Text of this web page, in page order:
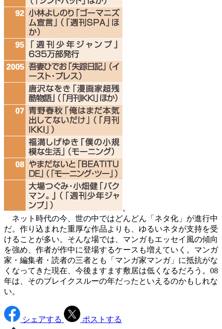
。
ネット時代の今、世の中ではどんどん「ネタ化」が進行中
だ。作り込まれた重厚な作品よりも、ゆるいネタが支持を受
けることが多い。そんな場では、マンガもエッセイ風の傾向
を強め、作者が作中に登場するケースも増えていく。マンガ
家・編集者・読者の三者とも「マンガ家マンガ」に抵抗がな
くなってきた現在、今後ますます敷居は低くなるだろう。08
年は、そのブレイクスルーの年だったといえるのかもしれな
い。
シェアする ポストする